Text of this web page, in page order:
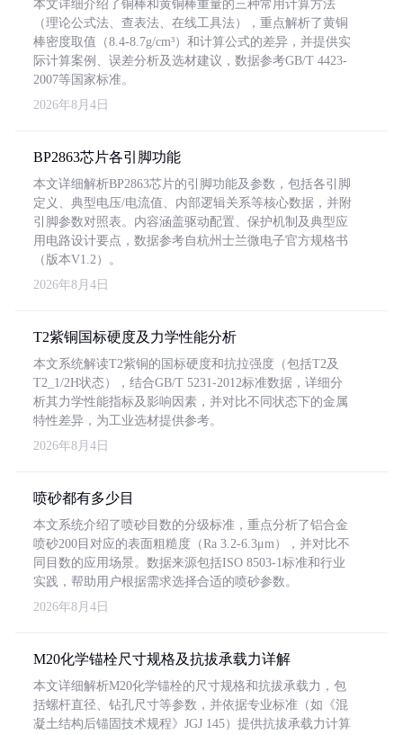
本文详细介绍了铜棒和黄铜棒重量的三种常用计算方法
（理论公式法、查表法、在线工具法），重点解析了黄铜
棒密度取值（8.4-8.7g/cm³）和计算公式的差异，并提供实
际计算案例、误差分析及选材建议，数据参考GB/T 4423-
2007等国家标准。
2026年8月4日
BP2863芯片各引脚功能
本文详细解析BP2863芯片的引脚功能及参数，包括各引脚
定义、典型电压/电流值、内部逻辑关系等核心数据，并附
引脚参数对照表。内容涵盖驱动配置、保护机制及典型应
用电路设计要点，数据参考自杭州士兰微电子官方规格书
（版本V1.2）。
2026年8月4日
T2紫铜国标硬度及力学性能分析
本文系统解读T2紫铜的国标硬度和抗拉强度（包括T2及
T2_1/2H状态），结合GB/T 5231-2012标准数据，详细分
析其力学性能指标及影响因素，并对比不同状态下的金属
特性差异，为工业选材提供参考。
2026年8月4日
喷砂都有多少目
本文系统介绍了喷砂目数的分级标准，重点分析了铝合金
喷砂200目对应的表面粗糙度（Ra 3.2-6.3μm），并对比不
同目数的应用场景。数据来源包括ISO 8503-1标准和行业
实践，帮助用户根据需求选择合适的喷砂参数。
2026年8月4日
M20化学锚栓尺寸规格及抗拔承载力详解
本文详细解析M20化学锚栓的尺寸规格和抗拔承载力，包
括螺杆直径、钻孔尺寸等参数，并依据专业标准（如《混
凝土结构后锚固技术规程》JGJ 145）提供抗拔承载力计算